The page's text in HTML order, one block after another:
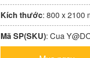
Kích thước: 800 x 2100
Mã SP(SKU): Cua